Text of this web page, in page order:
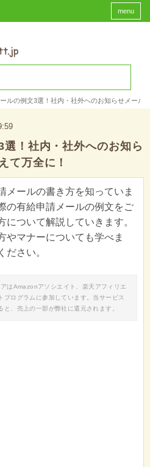
menu
ルの例文3選！社内・社外へのお知らせメール
！社内・社外へのお知ら
て万全に！
メールの書き方を知っていま
の有給申請メールの例文をご
ついて解説していきます。
やマナーについても学べま
ださい。
はAmazonアソシエイト、楽天アフィリエ
プログラムに参加しています。当サービス
、売上の一部が弊社に還元されます。